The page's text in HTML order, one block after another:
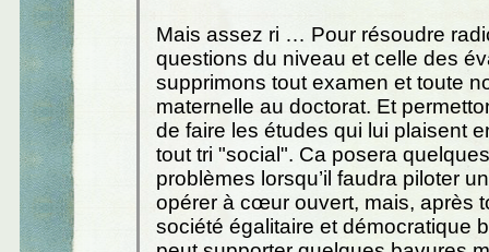
Mais assez ri … Pour résoudre
questions du niveau et celle des
supprimons tout examen et toute
maternelle au doctorat. Et
de faire les études qui lui plaisent
tout tri "social". Ca posera
problèmes lorsqu’il faudra piloter
opérer à cœur ouvert, mais, après
société égalitaire et démocratique